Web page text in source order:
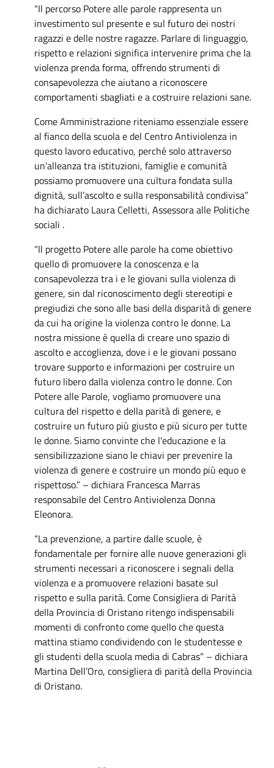
“Il percorso Potere alle parole rappresenta un
investimento sul presente e sul futuro dei nostri
ragazzi e delle nostre ragazze. Parlare di linguaggio,
rispetto e relazioni significa intervenire prima che la
violenza prenda forma, offrendo strumenti di
consapevolezza che aiutano a riconoscere
comportamenti sbagliati e a costruire relazioni sane.
Come Amministrazione riteniamo essenziale essere
al fianco della scuola e del Centro Antiviolenza in
questo lavoro educativo, perché solo attraverso
un’alleanza tra istituzioni, famiglie e comunità
possiamo promuovere una cultura fondata sulla
dignità, sull’ascolto e sulla responsabilità condivisa”
ha dichiarato Laura Celletti, Assessora alle Politiche
sociali .
“Il progetto Potere alle parole ha come obiettivo
quello di promuovere la conoscenza e la
consapevolezza tra i e le giovani sulla violenza di
genere, sin dal riconoscimento degli stereotipi e
pregiudizi che sono alle basi della disparità di genere
da cui ha origine la violenza contro le donne. La
nostra missione è quella di creare uno spazio di
ascolto e accoglienza, dove i e le giovani possano
trovare supporto e informazioni per costruire un
futuro libero dalla violenza contro le donne. Con
Potere alle Parole, vogliamo promuovere una
cultura del rispetto e della parità di genere, e
costruire un futuro più giusto e più sicuro per tutte
le donne. Siamo convinte che l'educazione e la
sensibilizzazione siano le chiavi per prevenire la
violenza di genere e costruire un mondo più equo e
rispettoso.” – dichiara Francesca Marras
responsabile del Centro Antiviolenza Donna
Eleonora.
“La prevenzione, a partire dalle scuole, è
fondamentale per fornire alle nuove generazioni gli
strumenti necessari a riconoscere i segnali della
violenza e a promuovere relazioni basate sul
rispetto e sulla parità. Come Consigliera di Parità
della Provincia di Oristano ritengo indispensabili
momenti di confronto come quello che questa
mattina stiamo condividendo con le studentesse e
gli studenti della scuola media di Cabras” – dichiara
Martina Dell’Oro, consigliera di parità della Provincia
di Oristano.